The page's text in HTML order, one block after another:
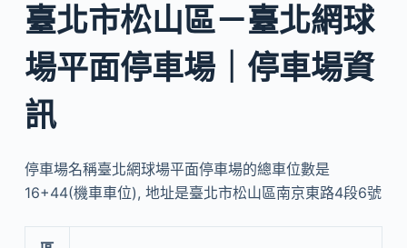
臺北市松山區－臺北網球
場平面停車場｜停車場資
訊
停車場名稱臺北網球場平面停車場的總車位數是
16+44(機車車位), 地址是臺北市松山區南京東路4段6號